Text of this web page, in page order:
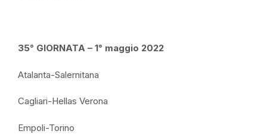
35° GIORNATA – 1° maggio 2022
Atalanta-Salernitana
Cagliari-Hellas Verona
Empoli-Torino